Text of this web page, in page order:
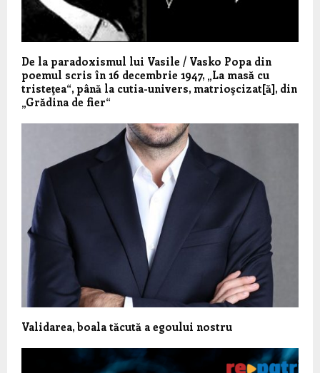
De la paradoxismul lui Vasile / Vasko Popa din
poemul scris în 16 decembrie 1947, „La masă cu
tristeţea“, până la cutia-univers, matrioşcizat[ă], din
„Grădina de fier“
Validarea, boala tăcută a egoului nostru